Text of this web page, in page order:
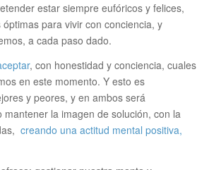
estar siempre eufóricos y felices,
para vivir con conciencia, y
a cada paso dado.
, con honestidad y conciencia, cuales
en este momento. Y esto es
y peores, y en ambos será
la imagen de solución, con la
creando una actitud mental positiva,